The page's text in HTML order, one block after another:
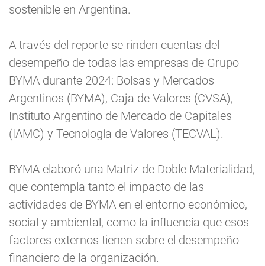
sostenible en Argentina.
A través del reporte se rinden cuentas del
desempeño de todas las empresas de Grupo
BYMA durante 2024: Bolsas y Mercados
Argentinos (BYMA), Caja de Valores (CVSA),
Instituto Argentino de Mercado de Capitales
(IAMC) y Tecnología de Valores (TECVAL).
BYMA elaboró una Matriz de Doble Materialidad,
que contempla tanto el impacto de las
actividades de BYMA en el entorno económico,
social y ambiental, como la influencia que esos
factores externos tienen sobre el desempeño
financiero de la organización.